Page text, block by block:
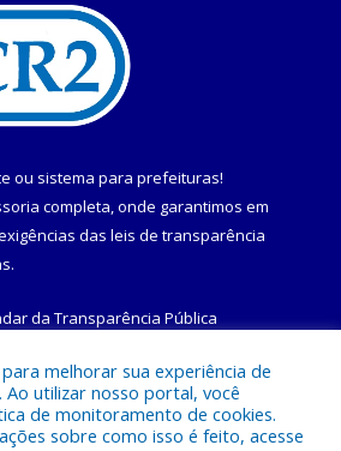
ou sistema para prefeituras!
completa, onde garantimos em
das leis de transparência
da Transparência Pública
a Prefeitura Municipal de
melhorar sua experiência de
utilizar nosso portal, você
de monitoramento de cookies.
sobre como isso é feito, acesse